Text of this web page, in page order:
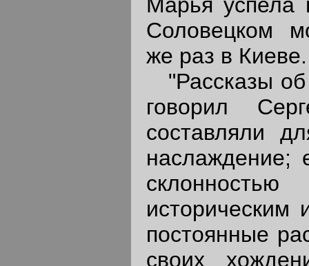
Соловецком
же раз в Киеве.
"Рассказы об
говорил
составляли
наслаждение;
историческим
постоянные
своих